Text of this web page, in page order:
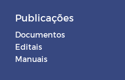
Publicações
Documentos
Editais
Manuais